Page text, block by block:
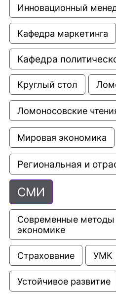
Инновационный
Кафедра маркетинга
Кафедра
Круглый стол
Ломоносовские
Мировая экономика
Региональная и
СМИ
Современные
экономике
Страхование УМК
Устойчивое развитие